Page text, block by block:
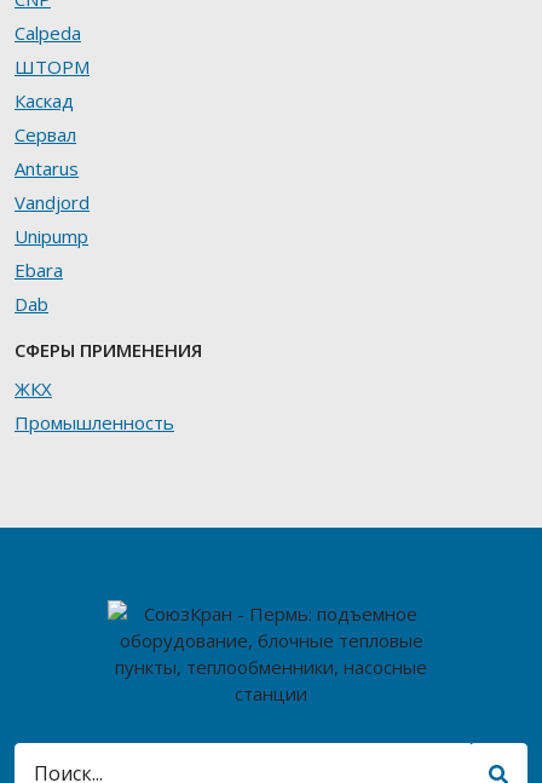
Calpeda
ШТОРМ
Каскад
Сервал
Antarus
Vandjord
Unipump
Ebara
Dab
СФЕРЫ ПРИМЕНЕНИЯ
ЖКХ
Промышленность